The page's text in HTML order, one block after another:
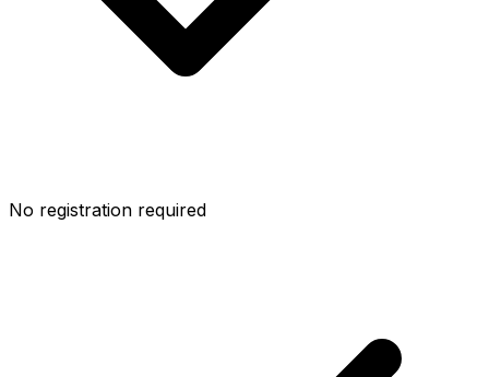
No registration required